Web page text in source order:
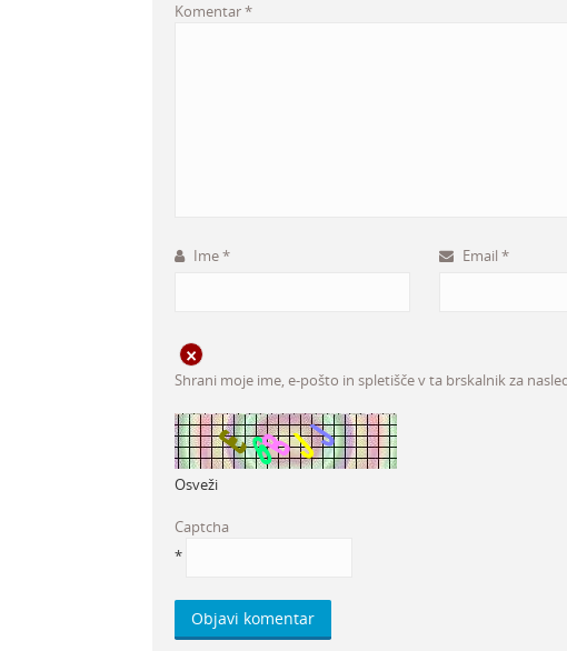
Komentar*
Ime* Email *
Shrani moje ime, e-pošto in spletišče v ta brskalnik za
Osveži
Captcha
*